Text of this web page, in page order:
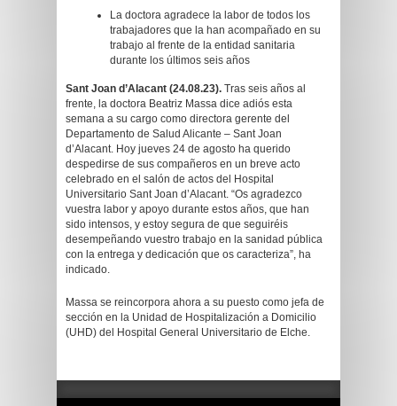
La doctora agradece la labor de todos los
trabajadores que la han acompañado en su
trabajo al frente de la entidad sanitaria
durante los últimos seis años
Sant Joan d’Alacant (24.08.23). Tras seis años al
frente, la doctora Beatriz Massa dice adiós esta
semana a su cargo como directora gerente del
Departamento de Salud Alicante – Sant Joan
d’Alacant. Hoy jueves 24 de agosto ha querido
despedirse de sus compañeros en un breve acto
celebrado en el salón de actos del Hospital
Universitario Sant Joan d’Alacant. “Os agradezco
vuestra labor y apoyo durante estos años, que han
sido intensos, y estoy segura de que seguiréis
desempeñando vuestro trabajo en la sanidad pública
con la entrega y dedicación que os caracteriza”, ha
indicado.
Massa se reincorpora ahora a su puesto como jefa de
sección en la Unidad de Hospitalización a Domicilio
(UHD) del Hospital General Universitario de Elche.